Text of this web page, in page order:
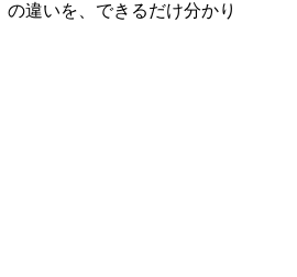
違いを、できるだけ分かり